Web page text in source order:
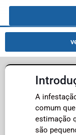
A
comum
estimação
são